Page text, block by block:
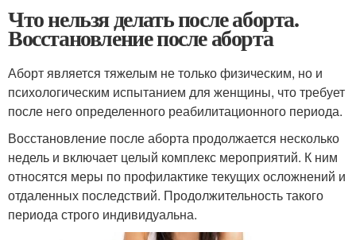
Что нельзя делать после аборта.
Восстановление после аборта
Аборт является тяжелым не только физическим, но и
психологическим испытанием для женщины, что требует
после него определенного реабилитационного периода.
Восстановление после аборта продолжается несколько
недель и включает целый комплекс мероприятий. К ним
относятся меры по профилактике текущих осложнений и
отдаленных последствий. Продолжительность такого
периода строго индивидуальна.